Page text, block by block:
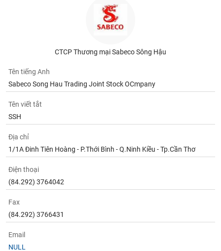
CTCP Thương mại Sabeco Sông Hậu
Tên tiếng Anh
Sabeco Song Hau Trading Joint Stock OCmpany
Tên viết tắt
SSH
Địa chỉ
1/1A Đinh Tiên Hoàng - P.Thới Bình - Q.Ninh Kiều - Tp.Cần Thơ
Điện thoại
(84.292) 3764042
Fax
(84.292) 3766431
Email
NULL
Chỉ số
đạo
(-)
Tin
(-)
Bài
viết
của
tác
giả
Báo
cáo